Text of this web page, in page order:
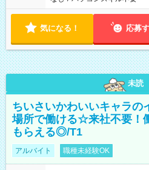
気になる！ 応募
未読
ちいさいかわいいキャラの
場所で働ける☆来社不要！
もらえる◎/T1
アルバイト 職種未経験OK